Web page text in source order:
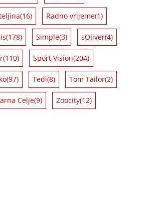
(16) Radno vrijeme(1)
(178) Simple(3) sOliver(4)
(110) Sport Vision(204)
(97) Tedi(8) Tom Tailor(2)
Celje(9) Zoocity(12)